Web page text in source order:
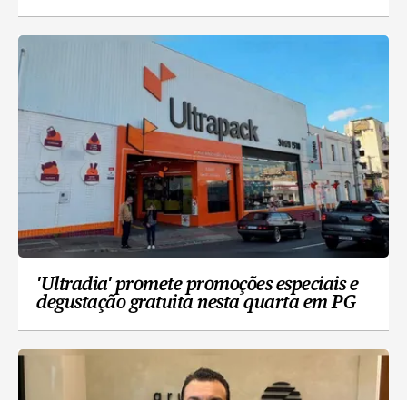
'Ultradia' promete promoções especiais e
degustação gratuita nesta quarta em PG